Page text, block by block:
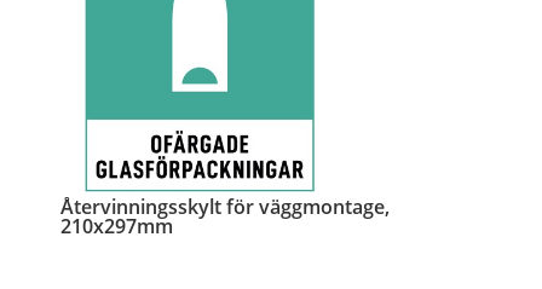
Återvinningsskylt för väggmontage,
210x297mm